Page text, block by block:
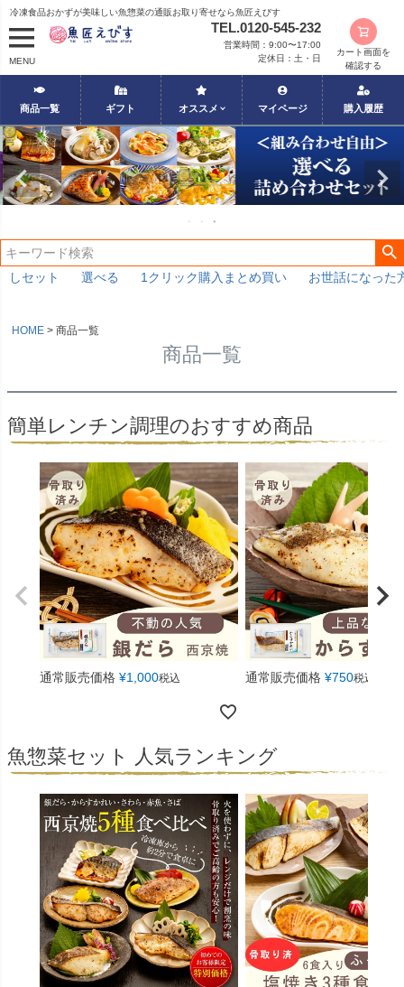
冷凍食品おかずが美味しい魚惣菜の通販お取り寄せなら魚匠えびす
MENU
TEL.0120-545-232
営業時間：9:00〜17:00
定休日：土・日
カート画面を
確認する
商品一覧 ギフト オススメ マイページ 購入履歴
セット 選べる 1クリック購入まとめ買い お世話になった
HOME 商品一覧
商品一覧
簡単レンチン調理のおすすめ商品
通常販売価格 ¥1,000税込 通常販売価格 ¥750税込
魚惣菜セット 人気ランキング
キーワード
価格
商品タグ
再入荷
サイズ
S
M
22.5cm
23.0cm
カラー
レッド
ブルー
イエロー
商品番号/JANコード
バンドル販売
予約商品
予約商品のみを表示
並び順